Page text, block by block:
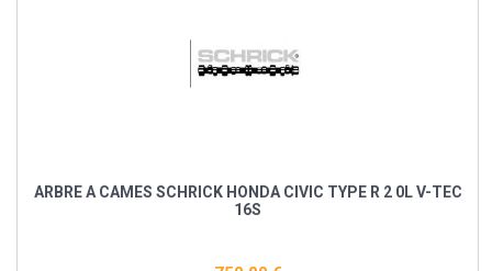
ARBRE A CAMES SCHRICK HONDA CIVIC TYPE R 2 0L V-TEC
16S